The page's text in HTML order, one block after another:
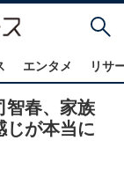
エンタメ リサ
智春、家族
じが本当に